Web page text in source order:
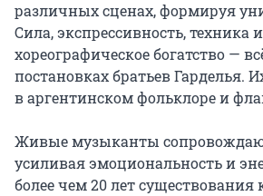
различных сценах, формируя
Сила, экспрессивность, техника и
хореографическое богатство —
постановках братьев Гарделья.
в аргентинском фольклоре и
Живые музыканты
усиливая эмоциональность и
более чем 20 лет существования